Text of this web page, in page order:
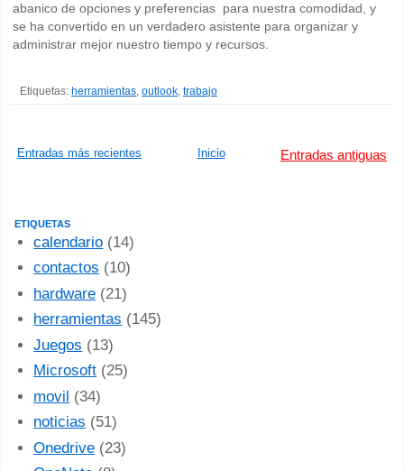
abanico de opciones y preferencias para nuestra comodidad, y
se ha convertido en un verdadero asistente para organizar y
administrar mejor nuestro tiempo y recursos.
Etiquetas: herramientas outlook trabajo
Entradas más recientes Entradas antiguas
Inicio
ETIQUETAS
calendario (14)
contactos (10)
hardware (21)
herramientas (145)
Juegos (13)
Microsoft (25)
movil (34)
noticias (51)
Onedrive (23)